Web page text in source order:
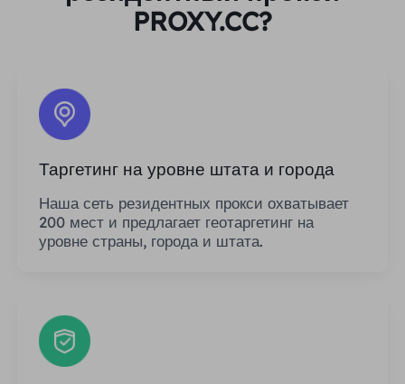
PROXY.CC?
Таргетинг на уровне штата и города
Наша сеть резидентных прокси охватывает
200 мест и предлагает геотаргетинг на
уровне страны, города и штата.